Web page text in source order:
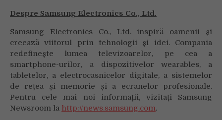
Despre Samsung Electronics Co., Ltd.
Samsung Electronics Co., Ltd. inspiră oamenii și
creează viitorul prin tehnologii și idei. Compania
redefinește lumea televizoarelor, pe cea a
smartphone-urilor, a dispozitivelor wearables, a
tabletelor, a electrocasnicelor digitale, a sistemelor
de rețea și memorie și a ecranelor profesionale.
Pentru cele mai noi informații, vizitați Samsung
Newsroom la http://news.samsung.com.